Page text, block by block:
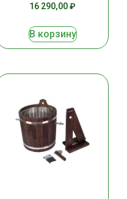
16 290,00₽
В корзину